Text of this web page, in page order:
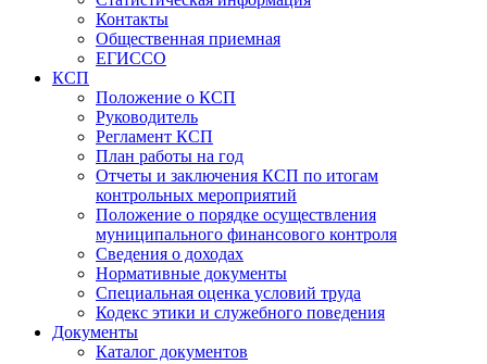
Контакты
Общественная приемная
ЕГИССО
КСП
Положение о КСП
Руководитель
Регламент КСП
План работы на год
Отчеты и заключения КСП по итогам
контрольных мероприятий
Положение о порядке осуществления
муниципального финансового контроля
Сведения о доходах
Нормативные документы
Специальная оценка условий труда
Кодекс этики и служебного поведения
Документы
Каталог документов